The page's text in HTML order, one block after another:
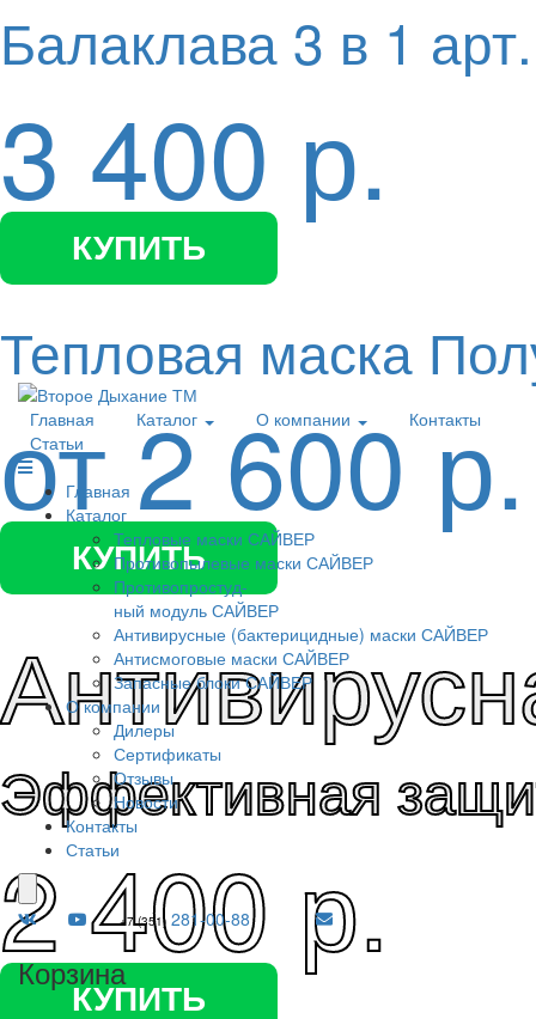
Балаклава 3 в 1
3 400 р.
КУПИТЬ
Тепловая маска
от 2 600 р.
КУПИТЬ
Эффективная
2 400 р.
КУПИТЬ
Главная Каталог О компании
Контакты
Статьи
Главная
Каталог
Тепловые маски САЙВЕР
Противопылевые маски САЙВЕР
Противопростуд-
ный модуль САЙВЕР
Антивирусные (бактерицидные) маски САЙВЕР
Антисмоговые маски САЙВЕР
Запасные блоки САЙВЕР
О компании
Дилеры
Сертификаты
Отзывы
Новости
Контакты
Статьи
+7 (351) 281-00-88
Корзина